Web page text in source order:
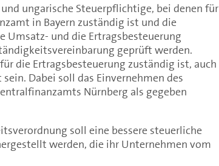
ungarische Steuerpflichtige, bei denen für
in Bayern zuständig ist und die
und die Ertragsbesteuerung
geprüft werden.
die Ertragsbesteuerung zuständig ist, auch
Dabei soll das Einvernehmen des
Nürnberg als gegeben
soll eine bessere steuerliche
werden, die ihr Unternehmen vom